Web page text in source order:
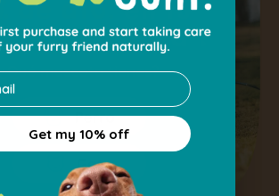
Get my 10% off